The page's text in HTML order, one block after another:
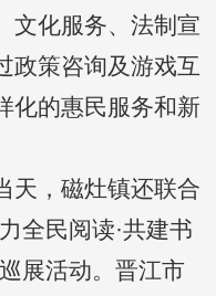
文化服务、法制宣
政策咨询及游戏互
化的惠民服务和新
，磁灶镇还联合
全民阅读·共建书
展活动。晋江市